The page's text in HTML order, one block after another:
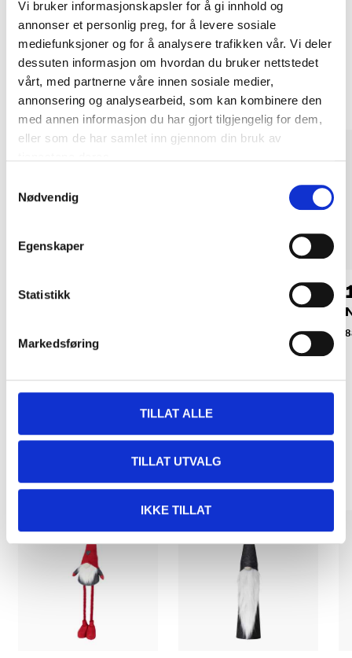
Vi bruker informasjonskapsler for å gi innhold og
annonser et personlig preg, for å levere sosiale
mediefunksjoner og for å analysere trafikken vår. Vi deler
dessuten informasjon om hvordan du bruker nettstedet
vårt, med partnerne våre innen sosiale medier,
annonsering og analysearbeid, som kan kombinere den
med annen informasjon du har gjort tilgjengelig for dem,
eller som de har samlet inn gjennom din bruk av
Nødvendig
Egenskaper
Statistikk
Markedsføring
TILLAT ALLE
TILLAT UTVALG
IKKE TILLAT
Andre kunder har også kjøpt
4990
Relaterte produkter